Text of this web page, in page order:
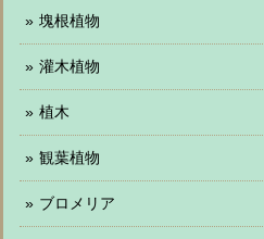
塊根植物
灌木植物
植木
観葉植物
ブロメリア